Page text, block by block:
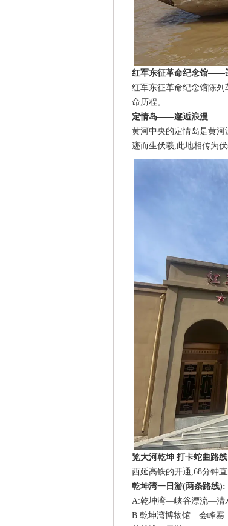
红军东征革命纪念馆——
红军东征革命纪念馆陈
命历程。
定情岛——邂逅浪漫
黄河中央的定情岛是黄河
迹而生伏羲,此地相传为
览大河乾坤 打卡蛇曲路线
西延高铁的开通,68分钟
乾坤湾一日游(两条路线):
A:乾坤湾—峡谷漂流—
B:乾坤湾博物馆—会峰